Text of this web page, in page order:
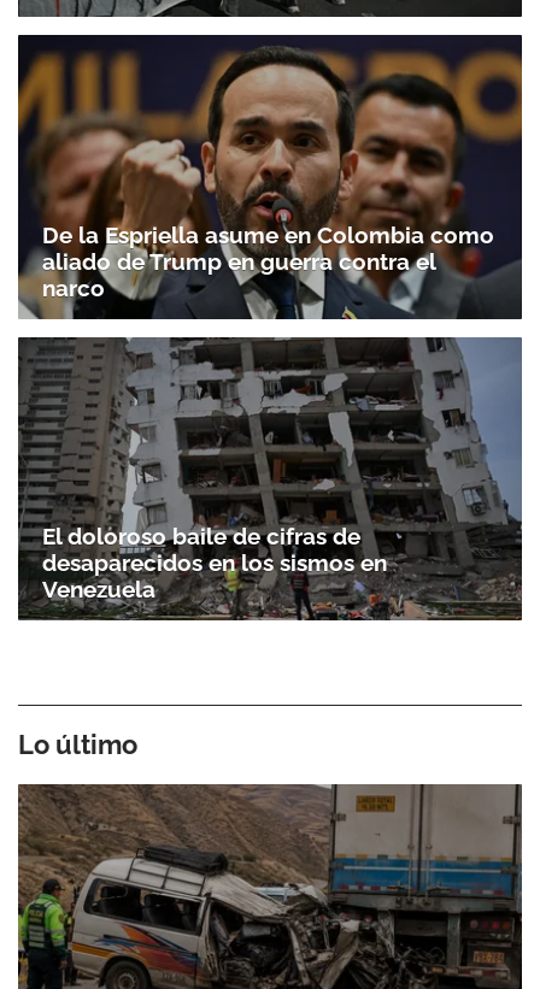
De la Espriella asume en Colombia como
aliado de Trump en guerra contra el
narco
El doloroso baile de cifras de
desaparecidos en los sismos en
Venezuela
Lo último